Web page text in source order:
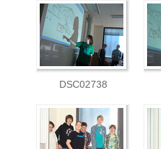
DSC02738